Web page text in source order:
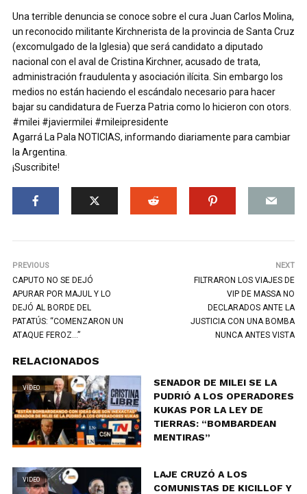
Una terrible denuncia se conoce sobre el cura Juan Carlos Molina,
un reconocido militante Kirchnerista de la provincia de Santa Cruz
(excomulgado de la Iglesia) que será candidato a diputado
nacional con el aval de Cristina Kirchner, acusado de trata,
administración fraudulenta y asociación ilícita. Sin embargo los
medios no están haciendo el escándalo necesario para hacer
bajar su candidatura de Fuerza Patria como lo hicieron con otors.
#milei #javiermilei #mileipresidente
Agarrá La Pala NOTICIAS, informando diariamente para cambiar
la Argentina.
¡Suscribite!
PREVIOUS
CAPUTO NO SE DEJÓ
APURAR POR MAJUL Y LO
DEJÓ AL BORDE DEL
PATATÚS: “COMENZARON UN
ATAQUE FEROZ…”
NEXT
FILTRARON LOS VIAJES DE
VIP DE MASSA NO
DECLARADOS ANTE LA
JUSTICIA CON UNA BOMBA
NUNCA ANTES VISTA
RELACIONADOS
VIDEO
SENADOR DE MILEI SE LA
PUDRIÓ A LOS OPERADORES
KUKAS POR LA LEY DE
TIERRAS: “BOMBARDEAN
MENTIRAS”
VIDEO
LAJE CRUZÓ A LOS
COMUNISTAS DE KICILLOF Y